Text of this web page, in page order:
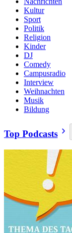
Kultur
Sport
Politik
Religion
Kinder
DJ
Comedy
Campusradio
Interview
Weihnachten
Musik
Bildung
Top Podcasts